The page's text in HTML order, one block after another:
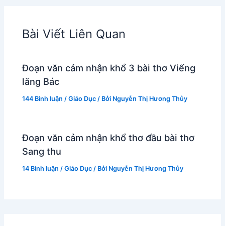
Bài Viết Liên Quan
Đoạn văn cảm nhận khổ 3 bài thơ Viếng
lăng Bác
144 Bình luận /Giáo Dục / Bởi Nguyễn Thị Hương Thủy
Đoạn văn cảm nhận khổ thơ đầu bài thơ
Sang thu
14 Bình luận /Giáo Dục / Bởi Nguyễn Thị Hương Thủy